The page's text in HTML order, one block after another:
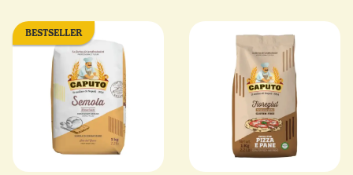
BESTSELLER